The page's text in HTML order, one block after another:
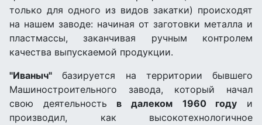
только для одного из видов закатки) происходят
на нашем заводе: начиная от заготовки металла и
пластмассы, заканчивая ручным контролем
качества выпускаемой продукции.
"Иваныч" базируется на территории бывшего
Машиностроительного завода, который начал
свою деятельность в далеком 1960 году и
производил, как высокотехнологичное